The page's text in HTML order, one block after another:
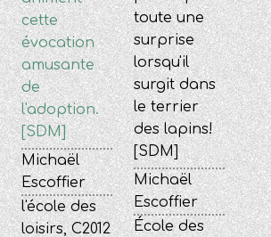
cette
évocation
amusante
de
l'adoption.
[SDM]
Michaël
Escoffier
l'école des
loisirs, C2012
toute une
surprise
lorsqu'il
surgit dans
le terrier
des lapins!
[SDM]
Michaël
Escoffier
École des